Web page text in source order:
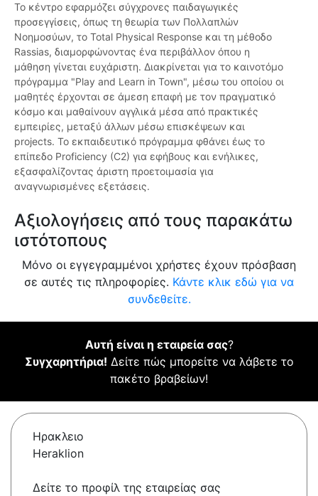
Το κέντρο εφαρμόζει σύγχρονες παιδαγωγικές
προσεγγίσεις, όπως τη θεωρία των Πολλαπλών
Νοημοσύων, το Total Physical Response και τη μέθοδο
Rassias, διαμορφώνοντας ένα περιβάλλον όπου η
μάθηση γίνεται ευχάριστη. Διακρίνεται για το καινοτόμο
πρόγραμμα "Play and Learn in Town", μέσω του οποίου οι
μαθητές έρχονται σε άμεση επαφή με τον πραγματικό
κόσμο και μαθαίνουν αγγλικά μέσα από πρακτικές
εμπειρίες, μεταξύ άλλων μέσω επισκέψεων και
projects. Το εκπαιδευτικό πρόγραμμα φθάνει έως το
επίπεδο Proficiency (C2) για εφήβους και ενήλικες,
εξασφαλίζοντας άριστη προετοιμασία για
αναγνωρισμένες εξετάσεις.
Αξιολογήσεις από τους παρακάτω
ιστότοπους
Μόνο οι εγγεγραμμένοι χρήστες έχουν πρόσβαση
σε αυτές τις πληροφορίες. Κάντε κλικ εδώ για να
συνδεθείτε.
Αυτή είναι η εταιρεία σας?
Συγχαρητήρια! Δείτε πώς μπορείτε να λάβετε το
πακέτο βραβείων!
Ηρακλειο
Heraklion
Δείτε το προφίλ της εταιρείας σας